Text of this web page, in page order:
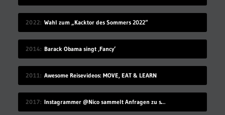
2022 Wahl zum „Kacktor des Sommers 2022“
2014 Barack Obama singt ‚Fancy‘
2011 Awesome Reisevideos: MOVE, EAT & LEARN
2017 Instagrammer @Nico sammelt Anfragen zu seinem Benutzernamen